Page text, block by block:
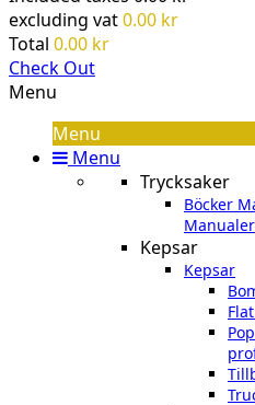
excluding vat0.00 kr
Total 0.00 kr
Check Out
Menu
Menu
Menu
Trycksaker
Böcker
Manualer
Kepsar
Kepsar